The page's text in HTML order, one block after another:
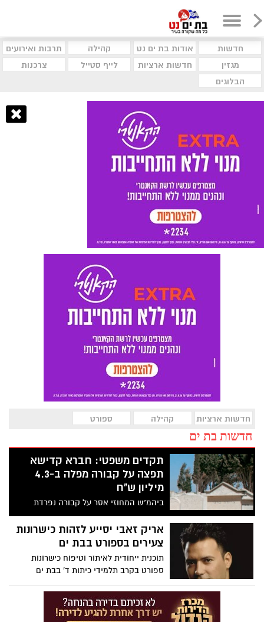
חדשות אודות בת ים נט קהילה
תרבות ואירועים
מגזין
חדשות ארציות לייף סטייל
צרכנות
הבלוגים
חדשות ארציות קהילה ספורט
חדשות בת ים
תקדים משפטי: חברא קדישא
תפצה על קבורה מפלה ב-4.3
מיליון ש"ח
ביהמ"ש המחוזי אסר על קבורה נפרדת
לעולים מברית המועצות וקבע שמדובר
באפליה הפוגעת בכבוד האדם. משפחות
הנפטרים יקבלו פיצויים משמעותיים.
אריק זאבי יסייע לזהות כישרונות
צעירים בספורט בבת ים
תוכנית ייחודית לאיתור וטיפוח כישרונות
ספורט בקרב תלמידי כיתות ד' בבת ים